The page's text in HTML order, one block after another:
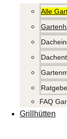
Alle
FAQ
Grillhütten